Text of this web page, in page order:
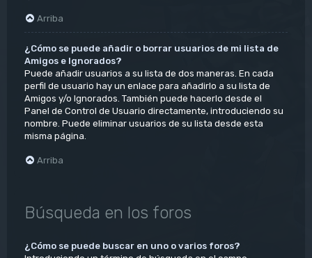
Arriba
¿Cómo se puede añadir o borrar usuarios de mi lista de
Amigos e Ignorados?
Puede añadir usuarios a su lista de dos maneras. En cada
perfil de usuario hay un enlace para añadirlo a su lista de
Amigos y/o Ignorados. También puede hacerlo desde el
Panel de Control de Usuario directamente, introduciendo su
nombre. Puede eliminar usuarios de su lista desde esta
misma página.
Arriba
Búsqueda en los foros
¿Cómo se puede buscar en uno o varios foros?